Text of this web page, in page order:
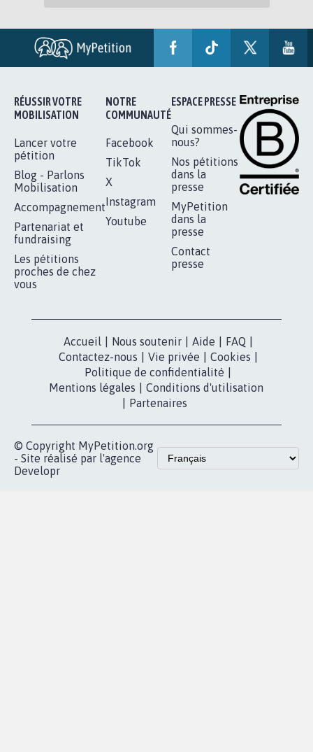
RÉUSSIR VOTRE
MOBILISATION
Lancer votre
pétition
Blog - Parlons
Mobilisation
Accompagnement
Partenariat et
fundraising
Les pétitions
proches de chez
vous
NOTRE
COMMUNAUTÉ
Facebook
TikTok
X
Instagram
Youtube
ESPACE PRESSE
Qui sommes-
nous?
Nos pétitions
dans la
presse
MyPetition
dans la
presse
Contact
presse
Accueil Nous soutenir Aide FAQ
Contactez-nous
Vie privée Cookies
Politique de confidentialité
Mentions légales
Conditions d'utilisation
Partenaires
© Copyright MyPetition.org
- Site réalisé par l'agence
Developr